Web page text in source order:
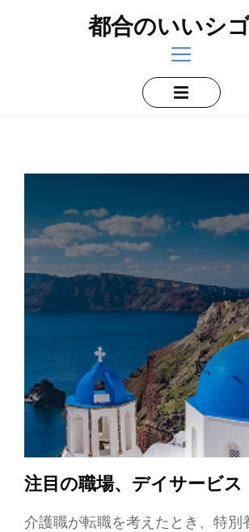
都合のいいシ
注目の職場、デイサービス
介護職が転職を考えたとき、特別